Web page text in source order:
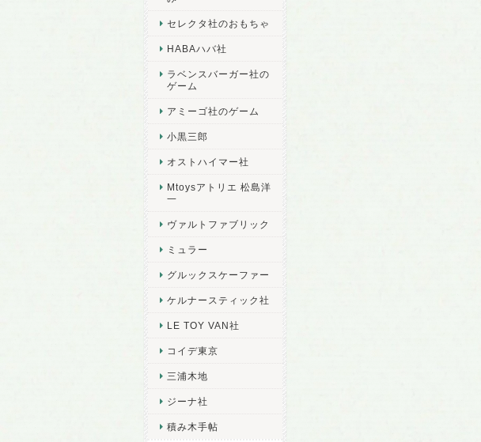
セレクタ社のおもちゃ
HABAハバ社
ラベンスバーガー社の
ゲーム
アミーゴ社のゲーム
小黒三郎
オストハイマー社
Mtoysアトリエ 松島洋
一
ヴァルトファブリック
ミュラー
グルックスケーファー
ケルナースティック社
LE TOY VAN社
コイデ東京
三浦木地
ジーナ社
積み木手帖